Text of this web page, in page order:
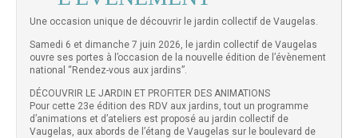
Une occasion unique de découvrir le jardin collectif de Vaugelas.
Samedi 6 et dimanche 7 juin 2026, le jardin collectif de Vaugelas
ouvre ses portes à l’occasion de la nouvelle édition de l’évènement
national “Rendez-vous aux jardins”.
DÉCOUVRIR LE JARDIN ET PROFITER DES ANIMATIONS
Pour cette 23e édition des RDV aux jardins, tout un programme
d’animations et d’ateliers est proposé au jardin collectif de
Vaugelas, aux abords de l’étang de Vaugelas sur le boulevard de